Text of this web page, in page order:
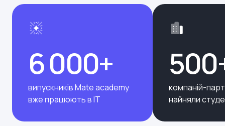
6 000+
випускників Mate academy
вже працюють в ІТ
компаній-
найняли